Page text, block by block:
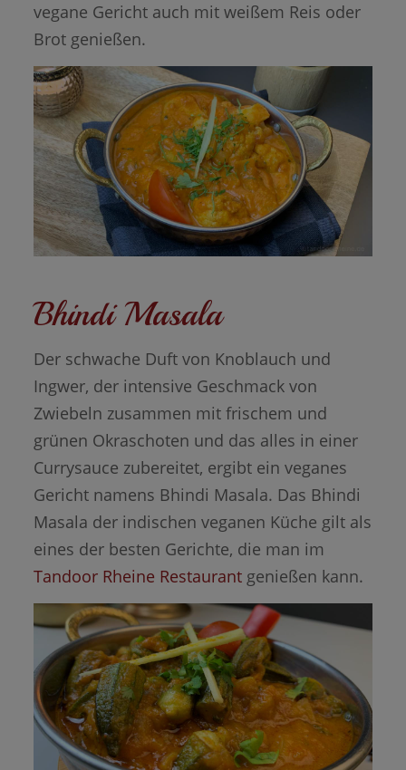
vegane Gericht auch mit weißem Reis oder
Brot genießen.
Bhindi Masala
Der schwache Duft von Knoblauch und
Ingwer, der intensive Geschmack von
Zwiebeln zusammen mit frischem und
grünen Okraschoten und das alles in einer
Currysauce zubereitet, ergibt ein veganes
Gericht namens Bhindi Masala. Das Bhindi
Masala der indischen veganen Küche gilt als
eines der besten Gerichte, die man im
Tandoor Rheine Restaurantgenießen kann.